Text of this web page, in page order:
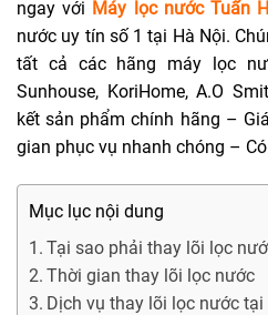
ngay với Máy lọc nước Tuấn
nước uy tín số 1 tại Hà Nội.
tất cả các hãng máy lọc
Sunhouse, KoriHome, A.O
kết sản phẩm chính hãng –
gian phục vụ nhanh chóng –
Mục lục nội dung
Tại sao phải thay lõi lọc
Thời gian thay lõi lọc nước
Dịch vụ thay lõi lọc nước tại